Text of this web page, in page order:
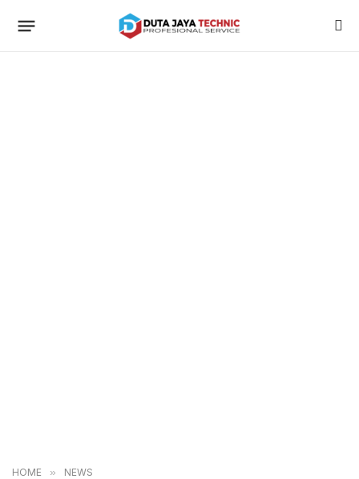
HOME » NEWS